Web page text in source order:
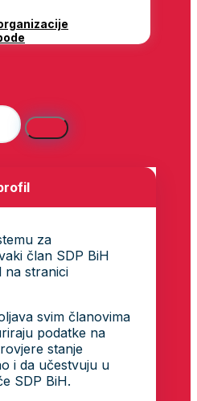
za
član SDP BiH
na stranici
svim članovima
podatke na
stanje
i da učestvuju u
SDP BiH.